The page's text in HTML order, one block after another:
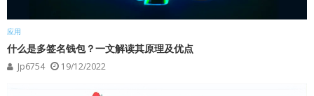
应用
什么是多签名钱包？一文解读其原理及优点
Jp6754 19/12/2022